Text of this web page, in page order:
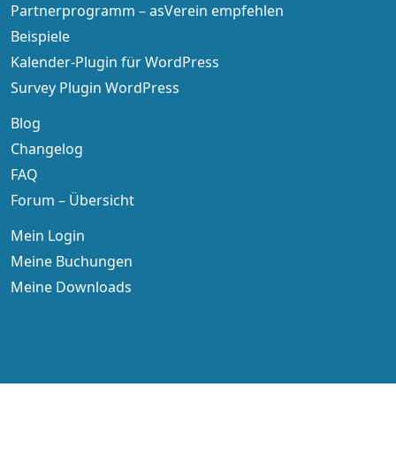
Partnerprogramm – asVerein empfehlen
Beispiele
Kalender-Plugin für WordPress
Survey Plugin WordPress
Blog
Changelog
FAQ
Forum – Übersicht
Mein Login
Meine Buchungen
Meine Downloads